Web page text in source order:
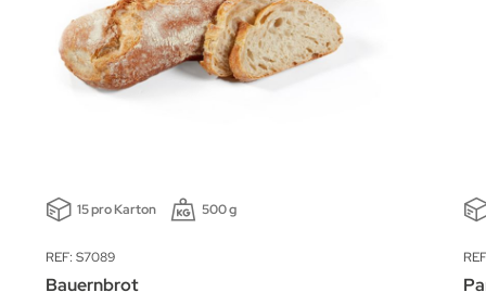
15 pro Karton 500 g
REF: S7089
Bauernbrot